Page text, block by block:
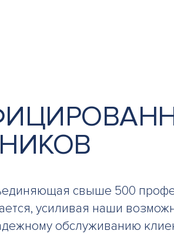
свыше 500
усиливая наши
обслуживанию